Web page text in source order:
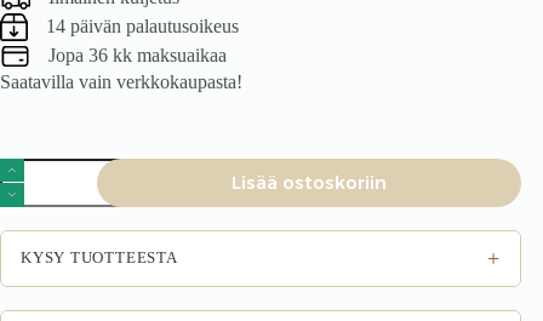
14 päivän palautusoikeus
Jopa 36 kk maksuaikaa
Saatavilla vain verkkokaupasta!
Tuoli
PRISM,
monivärinen
määrä
Lisää ostoskoriin
KYSY TUOTTEESTA +